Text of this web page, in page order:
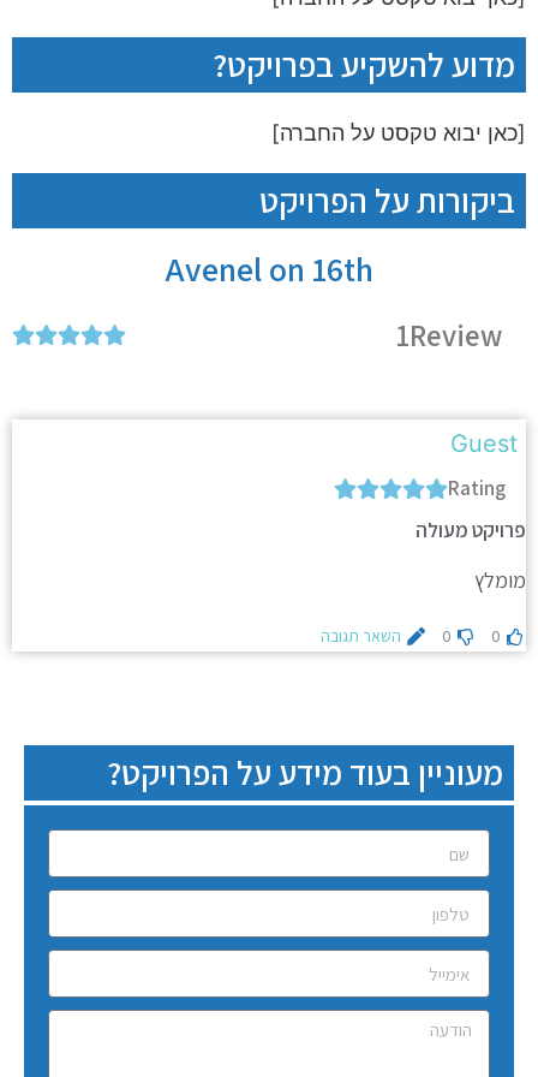
מדוע להשקיע בפרויקט?
[כאן יבוא טקסט על החברה]
ביקורות על הפרויקט
Avenel on 16th
1Review
Guest
Rating
פרויקט מעולה
מומלץ
0
0 השאר תגובה
מעוניין בעוד מידע על הפרויקט?